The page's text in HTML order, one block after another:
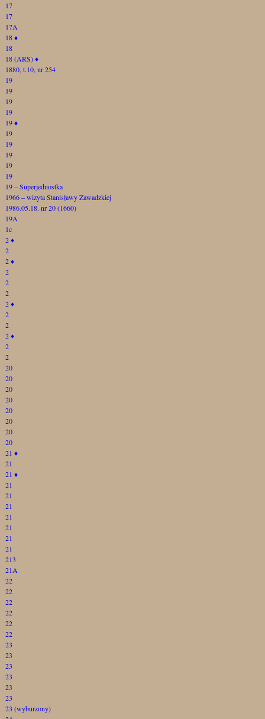
17
17
17A
18♦
18
18 (ARS)♦
1880, t.10, nr 254
19
19
19
19
19♦
19
19
19
19
19
19 – Superjednostka
1966 – wizyta Stanisławy Zawadzkiej
1986.05.18. nr 20 (1660)
19A
1c
2♦
2
2♦
2
2
2
2♦
2
2
2♦
2
2
20
20
20
20
20
20
20
20
21 ♦
21
21 ♦
21
21
21
21
21
21
21
213
21A
22
22
22
22
22
22
23
23
23
23
23
23
23 (wyburzony)